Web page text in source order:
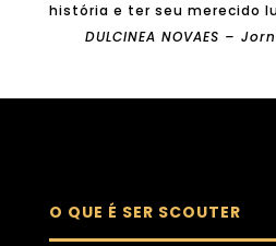
história e ter seu merecido
DULCINEA NOVAES –
O QUE É SER SCOUTER